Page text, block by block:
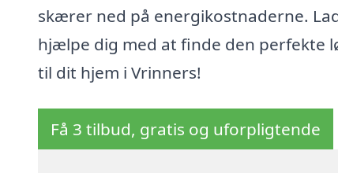
skærer ned på energikostnaderne.
hjælpe dig med at finde den perfekte
til dit hjem i Vrinners!
Få 3 tilbud, gratis og uforpligtende